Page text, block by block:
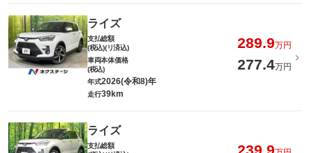
ライズ
支払総額
(税込)(リ済込)
289.9万円
車両本体価格
(税込)
277.4万円
年式2026(令和8)年
走行39km
ライズ
支払総額